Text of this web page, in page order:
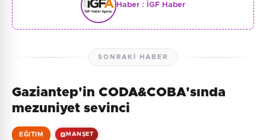
Haber : İGF Haber
SONRAKI HABER
Gaziantep'in CODA&COBA'sında
mezuniyet sevinci
EĞITIM MANŞET